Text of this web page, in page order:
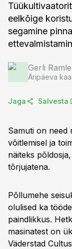
eelkõige
segamine
Gerli
Äripäeva
Jaga Salvesta
Samuti on need
võitlemisel ja
näiteks
tõrjujatena.
Põllumehe
olulised ka
paindlikkus.
masinatest on
Väderstad